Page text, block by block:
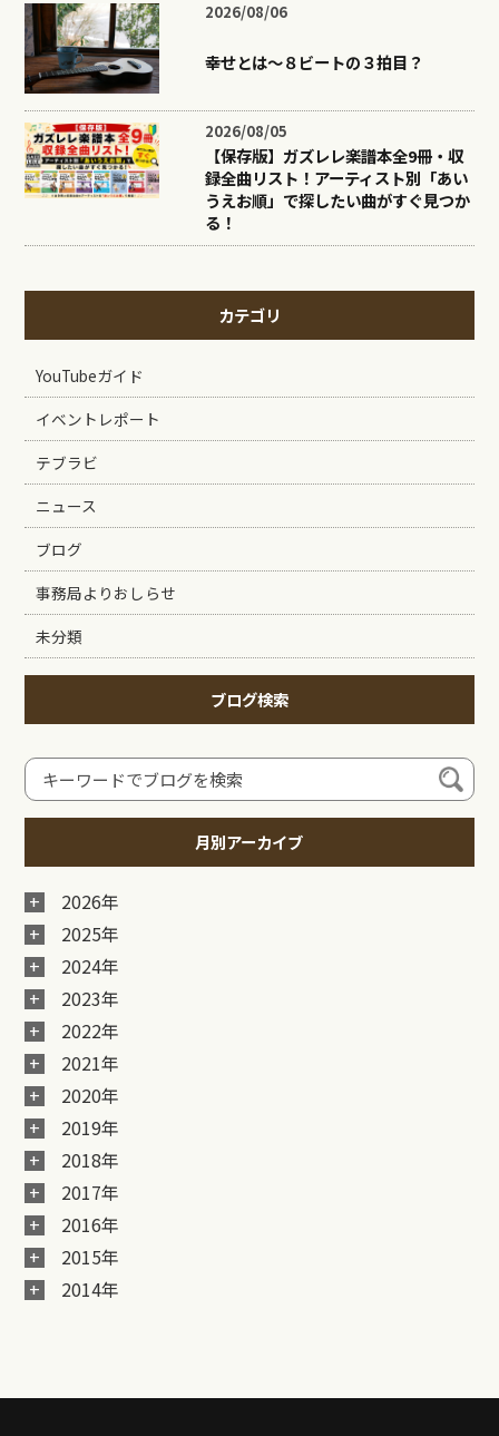
2026/08/06
幸せとは〜８ビートの３拍目？
2026/08/05
【保存版】ガズレレ楽譜本全9冊・収
録全曲リスト！アーティスト別「あい
うえお順」で探したい曲がすぐ見つか
る！
カテゴリ
YouTubeガイド
イベントレポート
テブラビ
ニュース
ブログ
事務局よりおしらせ
未分類
ブログ検索
月別アーカイブ
2026年
2025年
2024年
2023年
2022年
2021年
2020年
2019年
2018年
2017年
2016年
2015年
2014年